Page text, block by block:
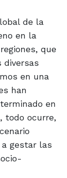
de la
en la
que
diversas
en una
han
en
todo ocurre,
a gestar las